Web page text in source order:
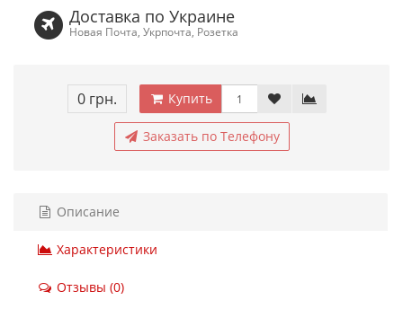
Доставка по Украине
Новая Почта, Укрпочта, Розетка
0 грн. Купить
Заказать по Телефону
Описание
Характеристики
Отзывы (0)